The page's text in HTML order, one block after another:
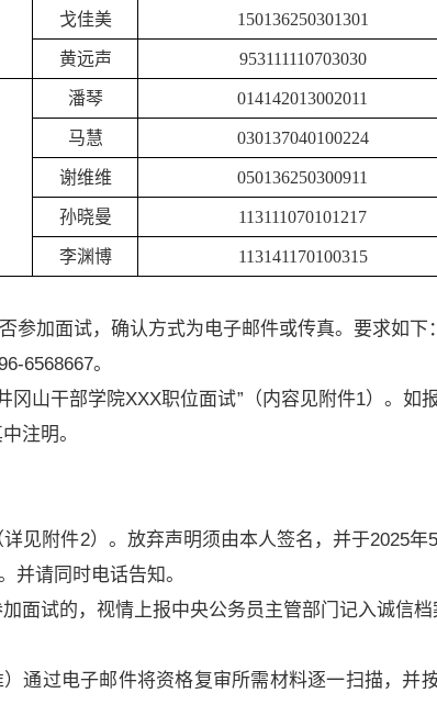
戈佳美 150136250301301
黄远声 953111110703030
潘琴 014142013002011
马慧 030137040100224
谢维维 050136250300911
孙晓曼 113111070101217
李渊博 113141170100315
加面试，确认方式为电子邮件或传真。要求如
6568667。
山干部学院XXX职位面试”（内容见附件1）。如
注明。
附件2）。放弃声明须由本人签名，并于2025年
并请同时电话告知。
试的，视情上报中央公务员主管部门记入诚信档
过电子邮件将资格复审所需材料逐一扫描，并